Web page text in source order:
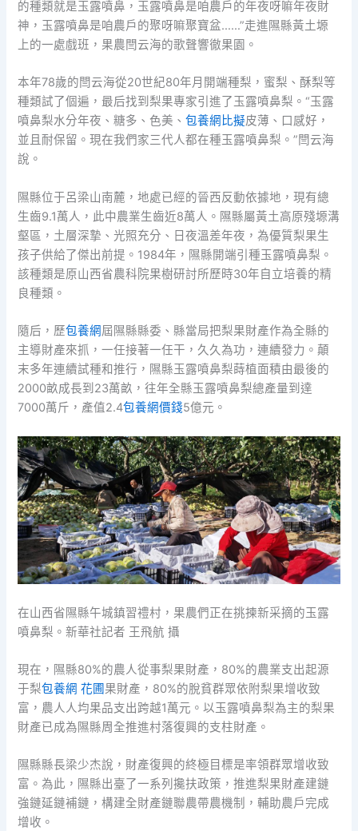
的種類就是玉露噴鼻，玉露噴鼻是咱農戶的年夜呀嘛年夜財
神，玉露噴鼻是咱農戶的聚呀嘛聚寶盆……”走進隰縣黃土塬
上的一處戲班，果農閆云海的歌聲響徹果園。
本年78歲的閆云海從20世紀80年月開端種梨，蜜梨、酥梨等
種類試了個遍，最后找到梨果專家引進了玉露噴鼻梨。“玉露
噴鼻梨水分年夜、糖多、色美、包養網比擬皮薄、口感好，
並且耐保留。現在我們家三代人都在種玉露噴鼻梨。”閆云海
說。
隰縣位于呂梁山南麓，地處已經的晉西反動依據地，現有總
生齒9.1萬人，此中農業生齒近8萬人。隰縣屬黃土高原殘塬溝
壑區，土層深摯、光照充分、日夜溫差年夜，為優質梨果生
孩子供給了傑出前提。1984年，隰縣開端引種玉露噴鼻梨。
該種類是原山西省農科院果樹研討所歷時30年自立培養的精
良種類。
隨后，歷包養網屆隰縣縣委、縣當局把梨果財產作為全縣的
主導財產來抓，一任接著一任干，久久為功，連續發力。顛
末多年連續試種和推行，隰縣玉露噴鼻梨蒔植面積由最後的
2000畝成長到23萬畝，往年全縣玉露噴鼻梨總產量到達
7000萬斤，產值2.4包養網價錢5億元。
在山西省隰縣午城鎮習禮村，果農們正在挑揀新采摘的玉露
噴鼻梨。新華社記者 王飛航 攝
現在，隰縣80%的農人從事梨果財產，80%的農業支出起源
于梨包養網 花圃果財產，80%的脫貧群眾依附梨果增收致
富，農人人均果品支出跨越1萬元。以玉露噴鼻梨為主的梨果
財產已成為隰縣周全推進村落復興的支柱財產。
隰縣縣長梁少杰說，財產復興的終極目標是率領群眾增收致
富。為此，隰縣出臺了一系列攙扶政策，推進梨果財產建鏈
強鏈延鏈補鏈，構建全財產鏈聯農帶農機制，輔助農戶完成
增收。